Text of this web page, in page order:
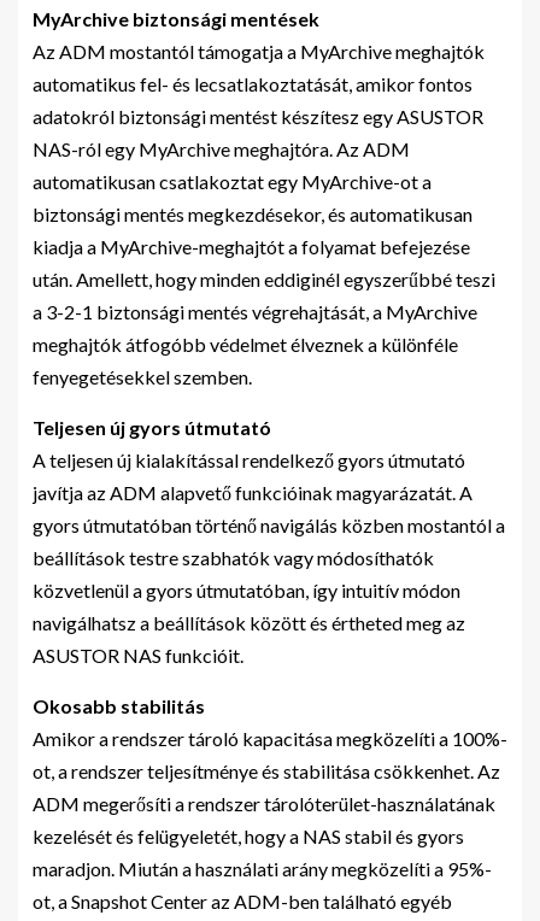
MyArchive biztonsági mentések
Az ADM mostantól támogatja a MyArchive meghajtók
automatikus fel- és lecsatlakoztatását, amikor fontos
adatokról biztonsági mentést készítesz egy ASUSTOR
NAS-ról egy MyArchive meghajtóra. Az ADM
automatikusan csatlakoztat egy MyArchive-ot a
biztonsági mentés megkezdésekor, és automatikusan
kiadja a MyArchive-meghajtót a folyamat befejezése
után. Amellett, hogy minden eddiginél egyszerűbbé teszi
a 3-2-1 biztonsági mentés végrehajtását, a MyArchive
meghajtók átfogóbb védelmet élveznek a különféle
fenyegetésekkel szemben.
Teljesen új gyors útmutató
A teljesen új kialakítással rendelkező gyors útmutató
javítja az ADM alapvető funkcióinak magyarázatát. A
gyors útmutatóban történő navigálás közben mostantól a
beállítások testre szabhatók vagy módosíthatók
közvetlenül a gyors útmutatóban, így intuitív módon
navigálhatsz a beállítások között és értheted meg az
ASUSTOR NAS funkcióit.
Okosabb stabilitás
Amikor a rendszer tároló kapacitása megközelíti a 100%-
ot, a rendszer teljesítménye és stabilitása csökkenhet. Az
ADM megerősíti a rendszer tárolóterület-használatának
kezelését és felügyeletét, hogy a NAS stabil és gyors
maradjon. Miután a használati arány megközelíti a 95%-
ot, a Snapshot Center az ADM-ben található egyéb